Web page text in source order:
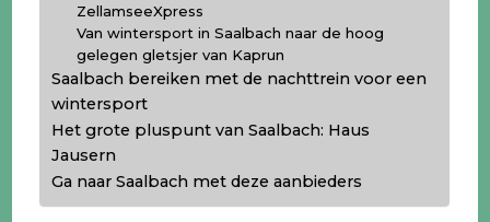
ZellamseeXpress
Van wintersport in Saalbach naar de hoog
gelegen gletsjer van Kaprun
Saalbach bereiken met de nachttrein voor een
wintersport
Het grote pluspunt van Saalbach: Haus
Jausern
Ga naar Saalbach met deze aanbieders